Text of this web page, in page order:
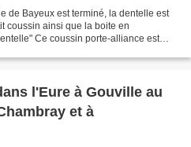
de Bayeux est terminé, la dentelle est
coussin ainsi que la boite en
Ce coussin porte-alliance est
l'Eure à Gouville au
et à